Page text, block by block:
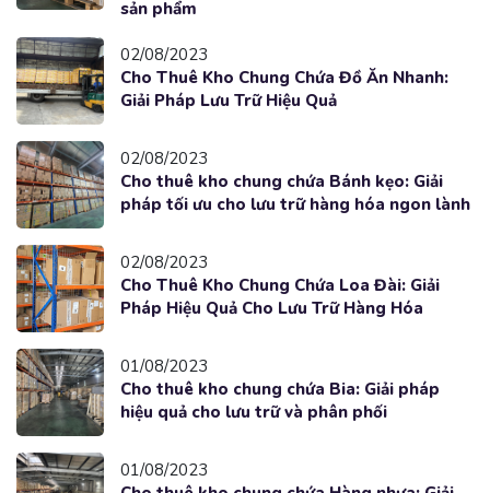
sản phẩm
02/08/2023
Cho Thuê Kho Chung Chứa Đồ Ăn Nhanh:
Giải Pháp Lưu Trữ Hiệu Quả
02/08/2023
Cho thuê kho chung chứa Bánh kẹo: Giải
pháp tối ưu cho lưu trữ hàng hóa ngon lành
02/08/2023
Cho Thuê Kho Chung Chứa Loa Đài: Giải
Pháp Hiệu Quả Cho Lưu Trữ Hàng Hóa
01/08/2023
Cho thuê kho chung chứa Bia: Giải pháp
hiệu quả cho lưu trữ và phân phối
01/08/2023